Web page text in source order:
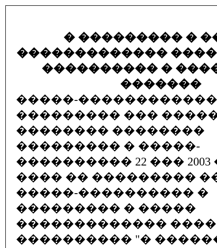
� ��������� �
�������������
���������� �
�������
�����-
��������� ���
�������� ��������
��������� � �����-
���������� 22 ���
���� �� ���������
�����-���������� �
��������� � �����
�������������
���������� "�